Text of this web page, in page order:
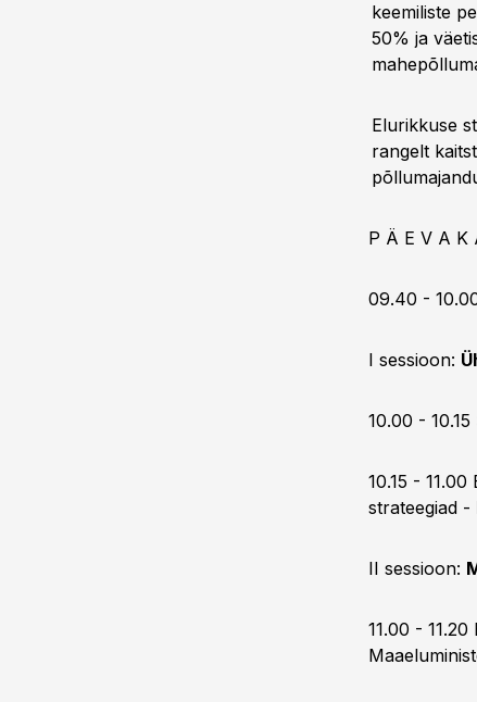
keemiliste
50% ja
Elurikkuse
rangelt
P Ä E V A K
09.40 -
I sessioon:
10.00 -
10.15 -
strateegiad -
II sessioon:
11.00 -